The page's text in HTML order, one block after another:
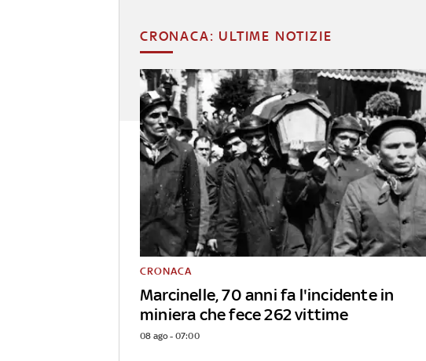
CRONACA: ULTIME NOTIZIE
Marcinelle, 70 anni fa l'incidente in
miniera che fece 262 vittime
CRONACA
08 ago - 07:00